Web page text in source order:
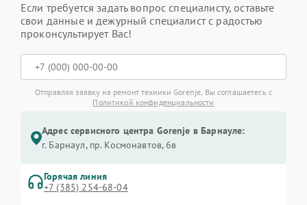
Если требуется задать вопрос специалисту, оставьте
свои данные и дежурный специалист с радостью
проконсультирует Вас!
Отправляя заявку на ремонт техники Gorenje, Вы соглашаетесь с
Политикой конфиденциальности
Адрес сервисного центра Gorenje в Барнауле:
г. Барнаул, ​пр. Космонавтов, 6в
Горячая линия
+7 (385) 254-68-04